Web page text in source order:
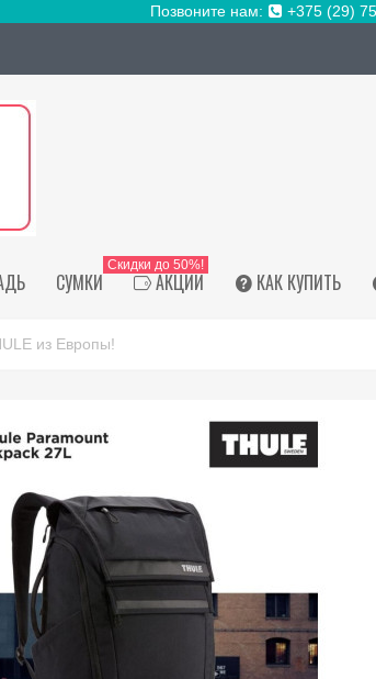
Позвоните нам: +375 (29)
СУМКИ АКЦИИ
Скидки до 50%!
КАК КУПИТЬ
из Европы!